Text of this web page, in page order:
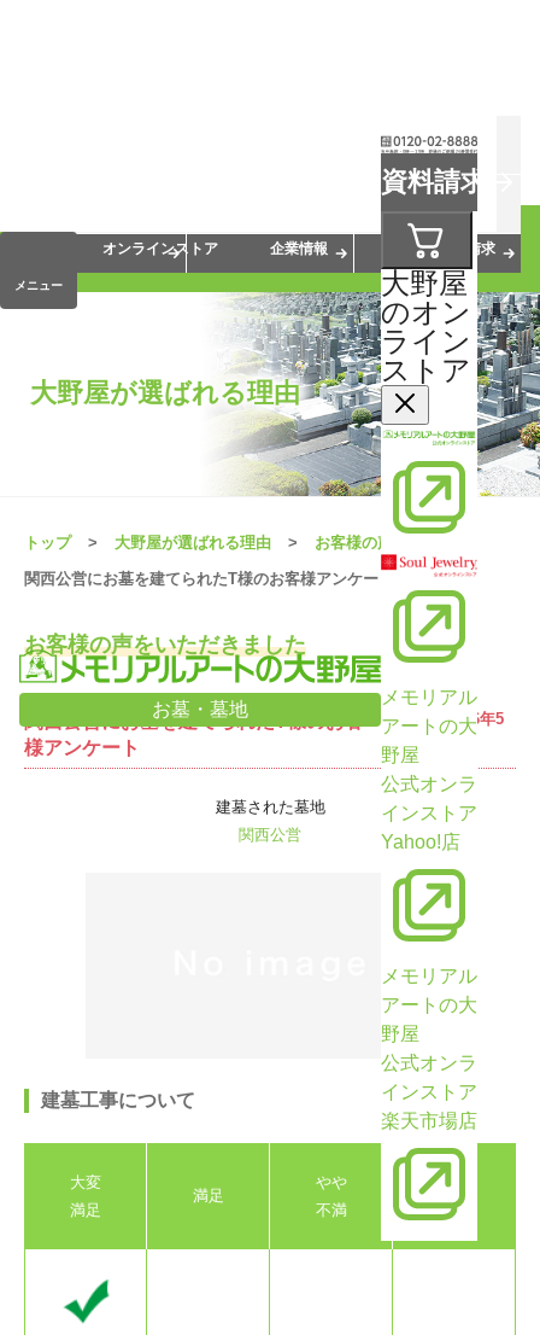
お墓・墓地
資料請求
大野屋
のオン
ライン
ストア
メモリアル
アートの大
野屋
公式オンラ
インストア
Yahoo!店
メモリアル
アートの大
野屋
公式オンラ
インストア
楽天市場店
メニュー
会員サービス
オンラインストア
企業情報 資料請求
大野屋が選ばれる理由
トップ 大野屋が選ばれる理由
お客様の声
関西公営にお墓を建てられたT様のお客様アンケート
お客様の声をいただきました
関西公営にお墓を建てられたT様のお客
様アンケート
受信日：2026年5
月23日
建墓された墓地
関西公営
建墓工事について
大変
満足
満足
やや
不満
不満